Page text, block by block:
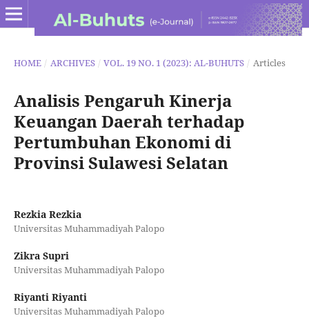
HOME / ARCHIVES / VOL. 19 NO. 1 (2023): AL-BUHUTS / Articles
Analisis Pengaruh Kinerja
Keuangan Daerah terhadap
Pertumbuhan Ekonomi di
Provinsi Sulawesi Selatan
Rezkia Rezkia
Universitas Muhammadiyah Palopo
Zikra Supri
Universitas Muhammadiyah Palopo
Riyanti Riyanti
Universitas Muhammadiyah Palopo